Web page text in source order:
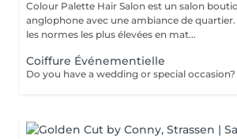
Colour Palette Hair Salon est un salon
anglophone avec une ambiance de quartier. Nous établissons
les normes les plus élevées en mat...
Coiffure Événementielle